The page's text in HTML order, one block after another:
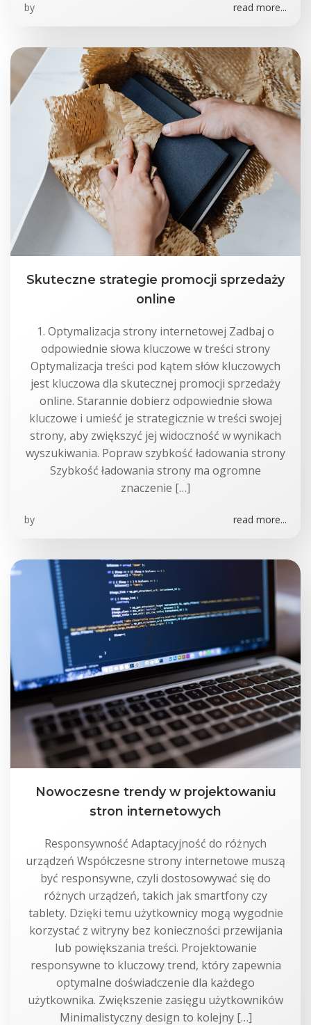
by read more...
Skuteczne strategie promocji sprzedaży
online
1. Optymalizacja strony internetowej Zadbaj o
odpowiednie słowa kluczowe w treści strony
Optymalizacja treści pod kątem słów kluczowych
jest kluczowa dla skutecznej promocji sprzedaży
online. Starannie dobierz odpowiednie słowa
kluczowe i umieść je strategicznie w treści swojej
strony, aby zwiększyć jej widoczność w wynikach
wyszukiwania. Popraw szybkość ładowania strony
Szybkość ładowania strony ma ogromne
znaczenie […]
by read more...
Nowoczesne trendy w projektowaniu
stron internetowych
Responsywność Adaptacyjność do różnych
urządzeń Współczesne strony internetowe muszą
być responsywne, czyli dostosowywać się do
różnych urządzeń, takich jak smartfony czy
tablety. Dzięki temu użytkownicy mogą wygodnie
korzystać z witryny bez konieczności przewijania
lub powiększania treści. Projektowanie
responsywne to kluczowy trend, który zapewnia
optymalne doświadczenie dla każdego
użytkownika. Zwiększenie zasięgu użytkowników
Minimalistyczny design to kolejny […]